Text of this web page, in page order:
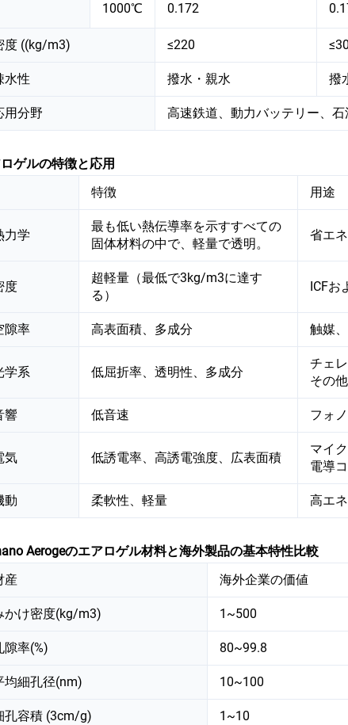
1000℃
0.172
度 ((kg/m3) ≤220
水性 撥水・親水 撥
用分野 高速鉄道、動力バッテリー、
ゲルの特徴と応用
特徴
用途
力学
最も低い熱伝導率を示すすべての
固体材料の中で、軽量で透明。
省エ
度
超軽量（最低で3kg/m3に達す
る）
ICFお
隙率 高表面積、多成分 触媒
学系 低屈折率、透明性、多成分
チェ
その
響 低音速 フォ
気 低誘電率、高誘電強度、広表面積
マイ
電導
動 柔軟性、軽量 高エ
Aerogeのエアロゲル材料と海外製品の基本特性比較
産
海外企業の価値
かけ密度(kg/m3) 1~500
隙率(%) 80~99.8
均細孔径(nm) 10~100
孔容積 (3cm/g) 1~10